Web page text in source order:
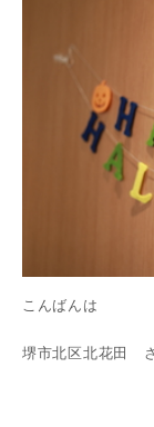
こんばんは
堺市北区北花田